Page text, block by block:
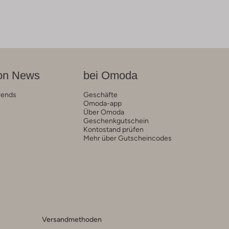
News bei Omoda
Geschäfte
Omoda-app
Über Omoda
Geschenkgutschein
Kontostand prüfen
Mehr über Gutscheincodes
Versandmethoden